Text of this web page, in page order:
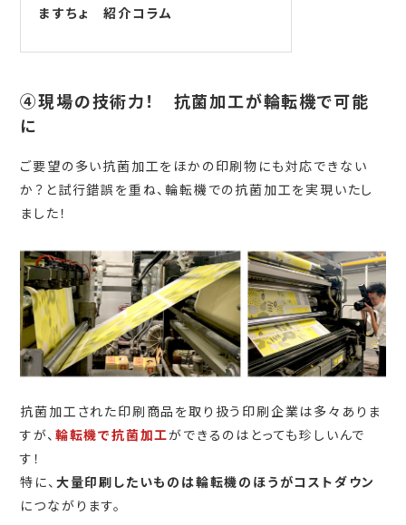
ますちょ 紹介コラム
④現場の技術力！ 抗菌加工が輪転機で可能
に
ご要望の多い抗菌加工をほかの印刷物にも対応できない
か？と試行錯誤を重ね、輪転機での抗菌加工を実現いたし
ました！
抗菌加工された印刷商品を取り扱う印刷企業は多々ありま
すが、 輪転機で抗菌加工ができるのはとっても珍しいんで
す！
特に、 大量印刷したいものは輪転機のほうがコストダウン
につながります。